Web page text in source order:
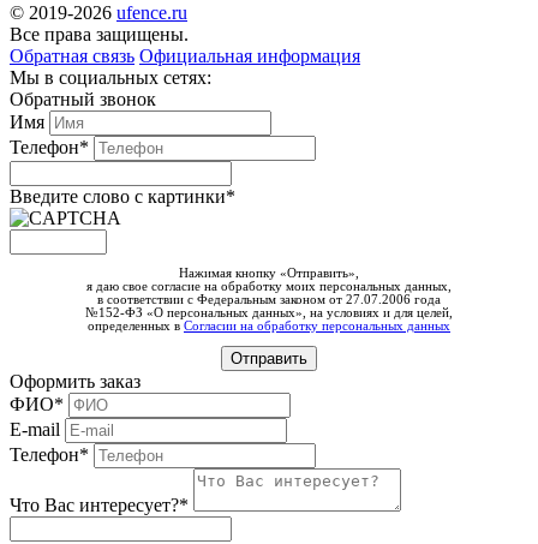
© 2019-2026 ufence.ru
Все права защищены.
Обратная связь Официальная информация
Мы в социальных сетях:
Обратный звонок
Имя
Телефон*
Введите слово c картинки*
Нажимая кнопку «Отправить»,
я даю свое согласие на обработку моих персональных данных,
в соответствии с Федеральным законом от 27.07.2006 года
№152-ФЗ «О персональных данных», на условиях и для целей,
определенных в Согласии на обработку персональных данных
Оформить заказ
ФИО*
E-mail
Телефон*
Что Вас интересует?*